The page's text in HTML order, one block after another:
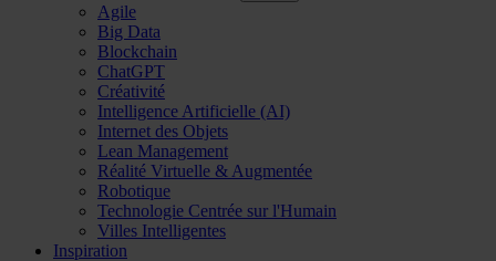
Agile
Big Data
Blockchain
ChatGPT
Créativité
Intelligence Artificielle (AI)
Internet des Objets
Lean Management
Réalité Virtuelle & Augmentée
Robotique
Technologie Centrée sur l'Humain
Villes Intelligentes
Inspiration